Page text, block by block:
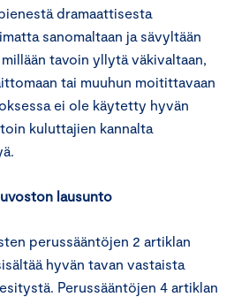
dramaattisesta
sanomaltaan ja sävyltään
tavoin yllytä väkivaltaan,
tai muuhun moitittavaan
ei ole käytetty hyvän
kuluttajien kannalta
lausunto
perussääntöjen 2 artiklan
hyvän tavan vastaista
Perussääntöjen 4 artiklan